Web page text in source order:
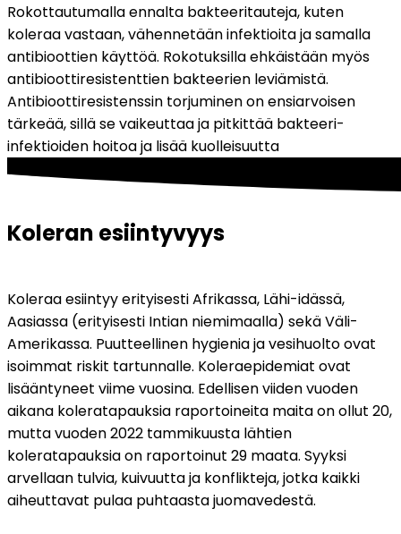
Rokottautumalla ennalta bakteeritauteja, kuten
koleraa vastaan, vähennetään infektioita ja samalla
antibioottien käyttöä. Rokotuksilla ehkäistään myös
antibioottiresistenttien bakteerien leviämistä.
Antibioottiresistenssin torjuminen on ensiarvoisen
tärkeää, sillä se vaikeuttaa ja pitkittää bakteeri-
infektioiden hoitoa ja lisää kuolleisuutta
Koleran esiintyvyys
Koleraa esiintyy erityisesti Afrikassa, Lähi-idässä,
Aasiassa (erityisesti Intian niemimaalla) sekä Väli-
Amerikassa. Puutteellinen hygienia ja vesihuolto ovat
isoimmat riskit tartunnalle. Koleraepidemiat ovat
lisääntyneet viime vuosina. Edellisen viiden vuoden
aikana koleratapauksia raportoineita maita on ollut 20,
mutta vuoden 2022 tammikuusta lähtien
koleratapauksia on raportoinut 29 maata. Syyksi
arvellaan tulvia, kuivuutta ja konflikteja, jotka kaikki
aiheuttavat pulaa puhtaasta juomavedestä.